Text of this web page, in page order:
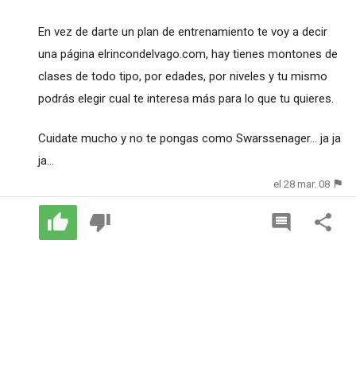
En vez de darte un plan de entrenamiento te voy a decir
una página elrincondelvago.com, hay tienes montones de
clases de todo tipo, por edades, por niveles y tu mismo
podrás elegir cual te interesa más para lo que tu quieres.
Cuidate mucho y no te pongas como Swarssenager... ja ja
ja...
el 28 mar. 08